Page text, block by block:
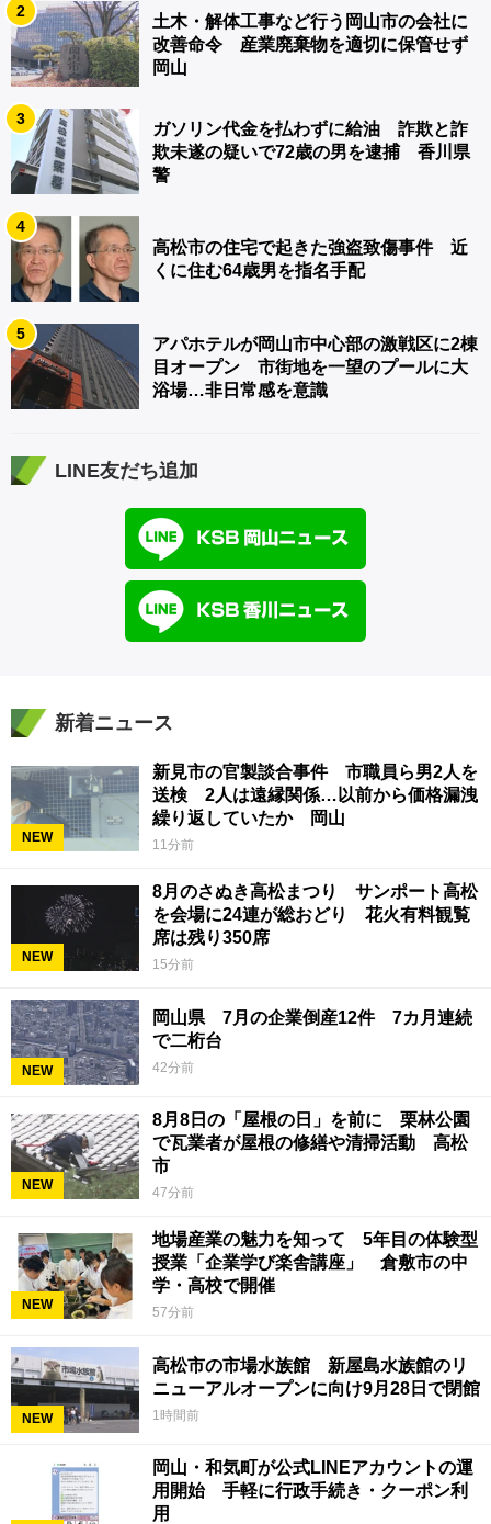
2
土木・解体工事など行う岡山市の会社に
改善命令 産業廃棄物を適切に保管せず
岡山
3
ガソリン代金を払わずに給油 詐欺と詐
欺未遂の疑いで72歳の男を逮捕 香川県
警
4
高松市の住宅で起きた強盗致傷事件 近
くに住む64歳男を指名手配
5
アパホテルが岡山市中心部の激戦区に2棟
目オープン 市街地を一望のプールに大
浴場…非日常感を意識
LINE友だち追加
新着ニュース
NEW
新見市の官製談合事件 市職員ら男2人を
送検 2人は遠縁関係…以前から価格漏洩
繰り返していたか 岡山
11分前
NEW
8月のさぬき高松まつり サンポート高松
を会場に24連が総おどり 花火有料観覧
席は残り350席
15分前
NEW
岡山県 7月の企業倒産12件 7カ月連続
で二桁台
42分前
NEW
8月8日の「屋根の日」を前に 栗林公園
で瓦業者が屋根の修繕や清掃活動 高松
市
47分前
NEW
地場産業の魅力を知って 5年目の体験型
授業「企業学び楽舎講座」 倉敷市の中
学・高校で開催
57分前
NEW
高松市の市場水族館 新屋島水族館のリ
ニューアルオープンに向け9月28日で閉館
1時間前
岡山・和気町が公式LINEアカウントの運
用開始 手軽に行政手続き・クーポン利
用